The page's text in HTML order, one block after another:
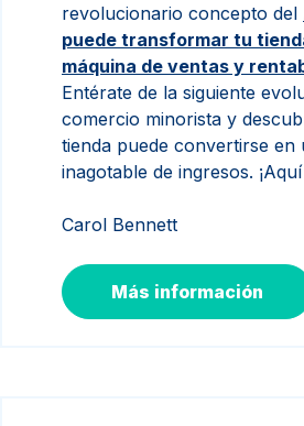
revolucionario concepto del
puede transformar tu
máquina de ventas y
Entérate de la siguiente
comercio minorista y
tienda puede convertirse en
inagotable de ingresos.
Carol Bennett
Más información